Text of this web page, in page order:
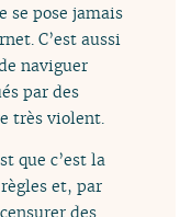
se pose jamais
C’est aussi
naviguer
par des
très violent.
que c’est la
et, par
des